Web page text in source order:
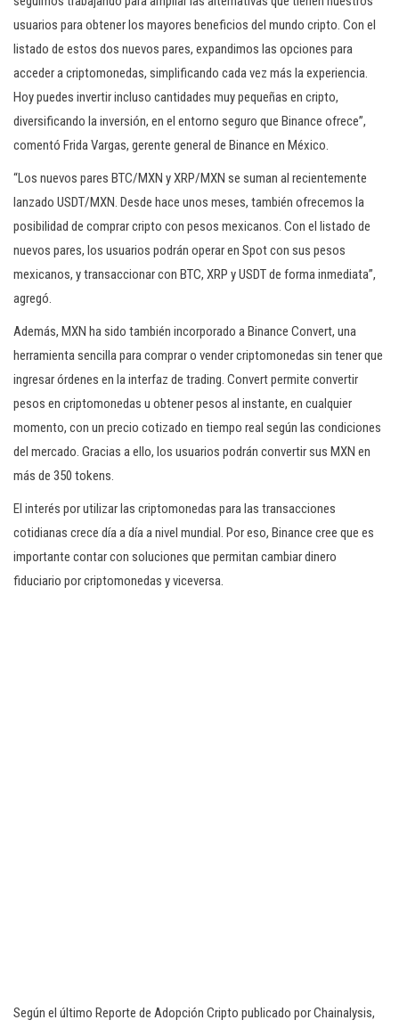
usuarios para obtener los mayores beneficios del mundo cripto. Con el
listado de estos dos nuevos pares, expandimos las opciones para
acceder a criptomonedas, simplificando cada vez más la experiencia.
Hoy puedes invertir incluso cantidades muy pequeñas en cripto,
diversificando la inversión, en el entorno seguro que Binance ofrece”,
comentó Frida Vargas, gerente general de Binance en México.
“Los nuevos pares BTC/MXN y XRP/MXN se suman al recientemente
lanzado USDT/MXN. Desde hace unos meses, también ofrecemos la
posibilidad de comprar cripto con pesos mexicanos. Con el listado de
nuevos pares, los usuarios podrán operar en Spot con sus pesos
mexicanos, y transaccionar con BTC, XRP y USDT de forma inmediata”,
agregó.
Además, MXN ha sido también incorporado a Binance Convert, una
herramienta sencilla para comprar o vender criptomonedas sin tener que
ingresar órdenes en la interfaz de trading. Convert permite convertir
pesos en criptomonedas u obtener pesos al instante, en cualquier
momento, con un precio cotizado en tiempo real según las condiciones
del mercado. Gracias a ello, los usuarios podrán convertir sus MXN en
más de 350 tokens.
El interés por utilizar las criptomonedas para las transacciones
cotidianas crece día a día a nivel mundial. Por eso, Binance cree que es
importante contar con soluciones que permitan cambiar dinero
fiduciario por criptomonedas y viceversa.
Según el último Reporte de Adopción Cripto publicado por Chainalysis,